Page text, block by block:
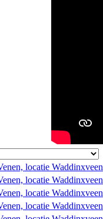
locatie Waddinxveen
locatie Waddinxveen
locatie Waddinxveen
locatie Waddinxveen